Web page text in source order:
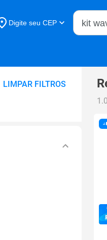
Digite seu CEP
Buscar
LIMPAR FILTROS